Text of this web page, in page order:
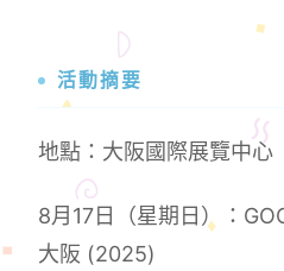
活動摘要
地點：大阪國際展覽中心
8月17日（星期日）：
大阪 (2025)